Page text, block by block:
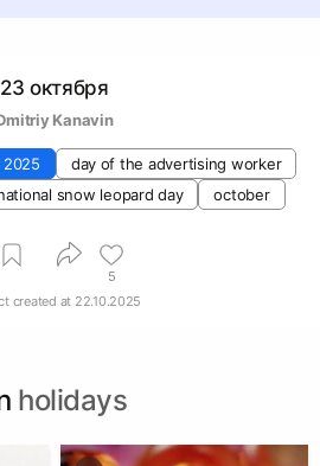
23 октября
Kanavin
2025
day of the advertising worker
snow leopard day october
5
created at 22.10.2025
holidays